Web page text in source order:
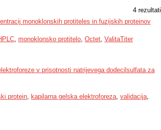
4 rezultati
monoklonskih protiteles in fuzijskih proteinov
, monoklonsko protitelo, Octet, ValitaTiter
v prisotnosti natrijevega dodecilsulfata za
protein, kapilarna gelska elektroforeza, validacija,